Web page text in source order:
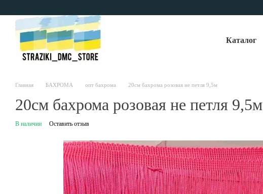
Каталог
Главная БАХРОМА опт бахрома 20см бахрома розовая не петля 9,5м
20см бахрома розовая не петля 9,5м
В наличии Оставить отзыв